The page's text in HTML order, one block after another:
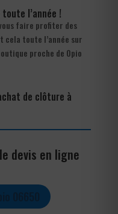
l’année !
faire profiter des
cela toute l’année sur
proche de Opio
de clôture à
devis en ligne